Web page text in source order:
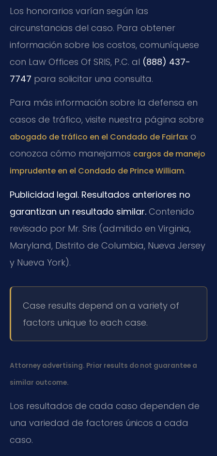
Los honorarios varían según las
circunstancias del caso. Para obtener
información sobre los costos, comuníquese
con Law Offices Of SRIS, P.C. al (888) 437-
7747 para solicitar una consulta.
Para más información sobre la defensa en
casos de tráfico, visite nuestra página sobre
abogado de tráfico en el Condado de Fairfax o
conozca cómo manejamos cargos de manejo
imprudente en el Condado de Prince William.
Publicidad legal. Resultados anteriores no
garantizan un resultado similar. Contenido
revisado por Mr. Sris (admitido en Virginia,
Maryland, Distrito de Columbia, Nueva Jersey
y Nueva York).
Case results depend on a variety of
factors unique to each case.
Attorney advertising. Prior results do not guarantee a
similar outcome.
Los resultados de cada caso dependen de
una variedad de factores únicos a cada
caso.